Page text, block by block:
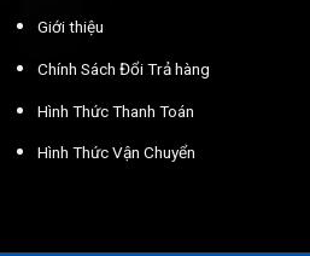
Giới thiệu
Chính Sách Đổi Trả hàng
Hình Thức Thanh Toán
Hình Thức Vận Chuyển